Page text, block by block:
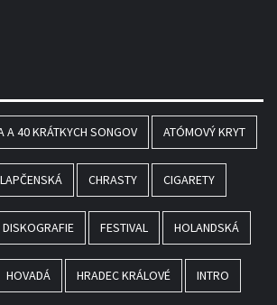
A 40 KRÁTKYCH SONGOV ATÓMOVÝ KRYT
CHRASTY CIGARETY
DISKOGRAFIE FESTIVAL HOLANDSKÁ
HOVADÁ HRADEC KRÁLOVÉ INTRO